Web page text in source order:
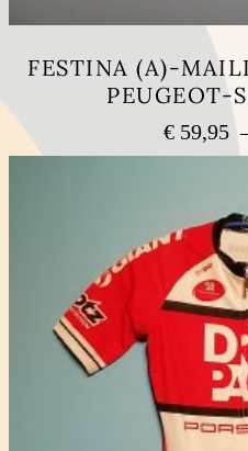
FESTINA (A)-
PEUGEOT-
€ 59,95